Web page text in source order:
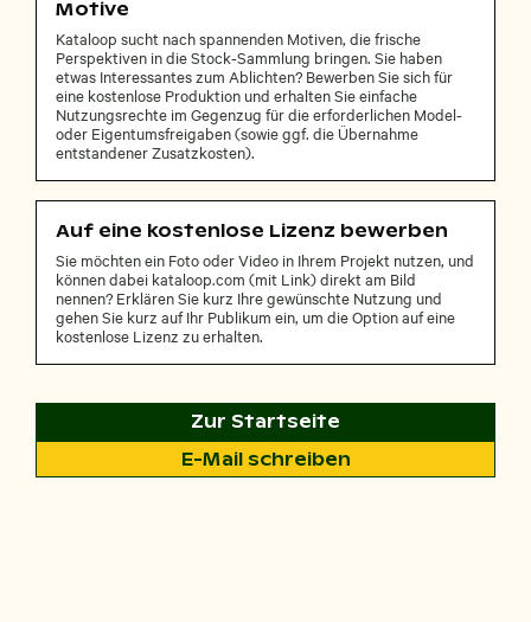
Motive
Kataloop sucht nach spannenden Motiven, die frische
Perspektiven in die Stock-Sammlung bringen. Sie haben
etwas Interessantes zum Ablichten? Bewerben Sie sich für
eine kostenlose Produktion und erhalten Sie einfache
Nutzungsrechte im Gegenzug für die erforderlichen Model-
oder Eigentumsfreigaben (sowie ggf. die Übernahme
entstandener Zusatzkosten).
Auf eine kostenlose Lizenz bewerben
Sie möchten ein Foto oder Video in Ihrem Projekt nutzen, und
können dabei kataloop.com (mit Link) direkt am Bild
nennen? Erklären Sie kurz Ihre gewünschte Nutzung und
gehen Sie kurz auf Ihr Publikum ein, um die Option auf eine
kostenlose Lizenz zu erhalten.
Zur Startseite
E-Mail schreiben